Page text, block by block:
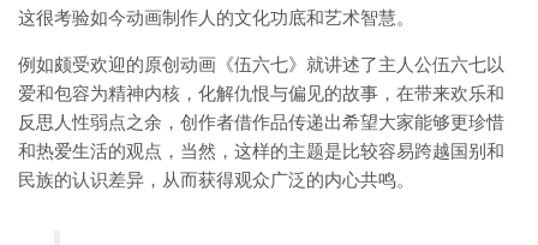
这很考验如今动画制作人的文化功底和艺术智慧。
例如颇受欢迎的原创动画《伍六七》就讲述了主人公伍六七以
爱和包容为精神内核，化解仇恨与偏见的故事，在带来欢乐和
反思人性弱点之余，创作者借作品传递出希望大家能够更珍惜
和热爱生活的观点，当然，这样的主题是比较容易跨越国别和
民族的认识差异，从而获得观众广泛的内心共鸣。